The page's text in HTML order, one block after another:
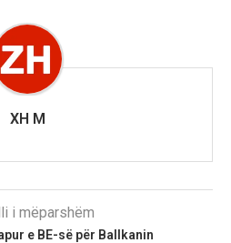
XH M
i mëparshëm
e BE-së për Ballkanin